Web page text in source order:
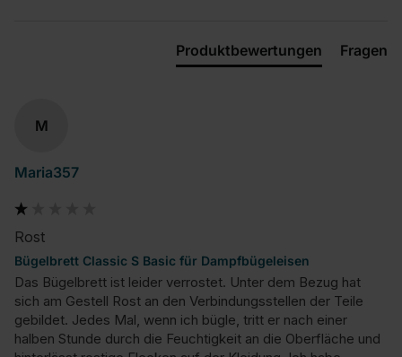
Produktbewertungen Fragen
M
Maria357
Rost
Bügelbrett Classic S Basic für Dampfbügeleisen
Das Bügelbrett ist leider verrostet. Unter dem Bezug hat
sich am Gestell Rost an den Verbindungsstellen der Teile
gebildet. Jedes Mal, wenn ich bügle, tritt er nach einer
halben Stunde durch die Feuchtigkeit an die Oberfläche und